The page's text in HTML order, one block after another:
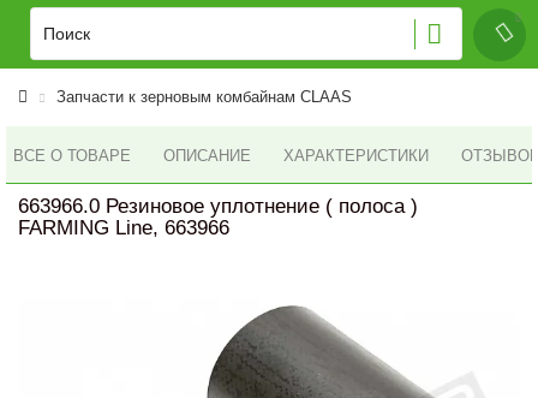
Запчасти к зерновым комбайнам CLAAS
ВСЕ О ТОВАРЕ ОПИСАНИЕ ХАРАКТЕРИСТИКИ ОТЗЫВОВ
663966.0 Резиновое уплотнение ( полоса )
FARMING Line, 663966